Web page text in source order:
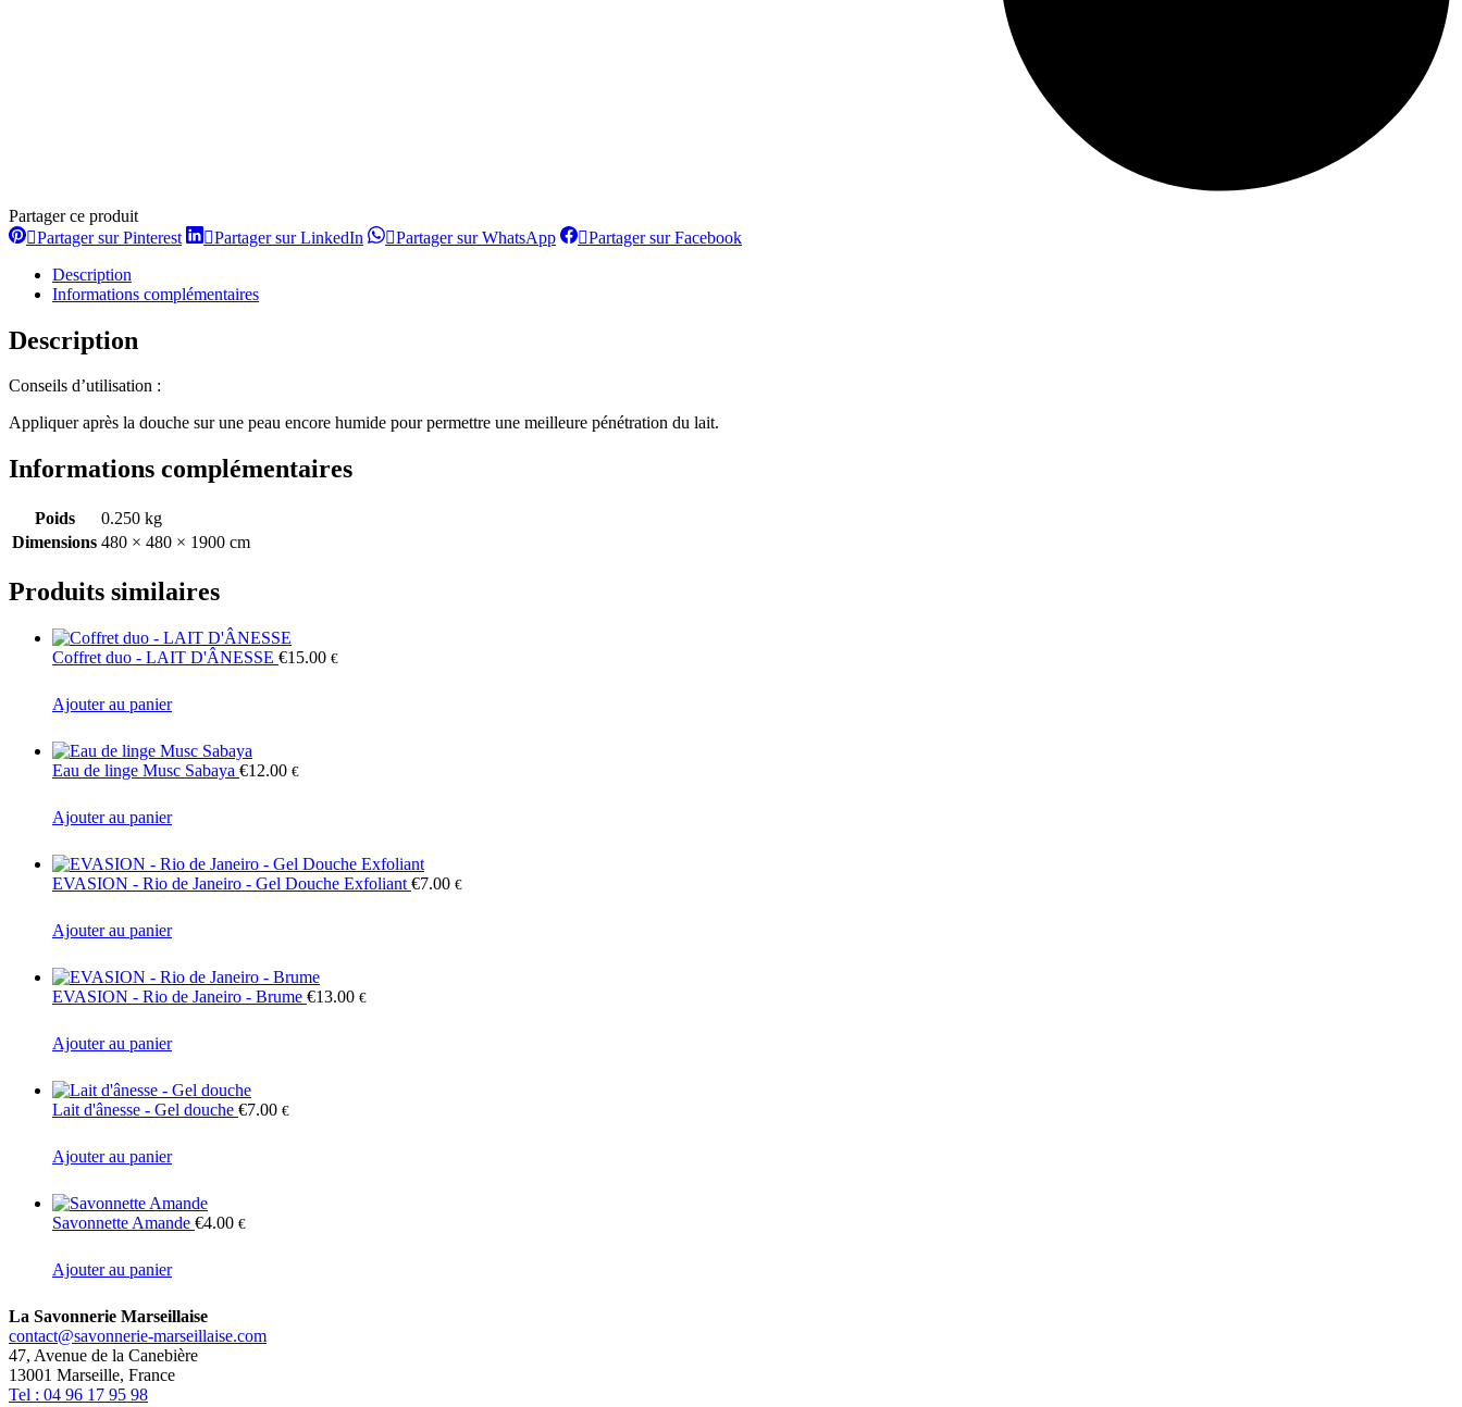
Partager ce produit
Partager sur PinterestPartagerPartager sur LinkedIn PartagerPartager sur WhatsAppPartagerPartager sur FacebookPartager
Description
Informations complémentaires
Description
Conseils d’utilisation :
Appliquer après la douche sur une peau encore humide pour permettre une meilleure pénétration du lait.
Informations complémentaires
Poids
0.250 kg
Dimensions 480 × 480 × 1900 cm
Produits similaires
Coffret duo - LAIT D'ÂNESSE €15.00 €
Ajouter au panier
Eau de linge Musc Sabaya €12.00 €
Ajouter au panier
EVASION - Rio de Janeiro - Gel Douche Exfoliant €7.00 €
Ajouter au panier
EVASION - Rio de Janeiro - Brume €13.00 €
Ajouter au panier
Lait d'ânesse - Gel douche €7.00 €
Ajouter au panier
Savonnette Amande €4.00 €
Ajouter au panier
La Savonnerie Marseillaise
contact@savonnerie-marseillaise.com
47, Avenue de la Canebière
13001 Marseille, France
Tel : 04 96 17 95 98